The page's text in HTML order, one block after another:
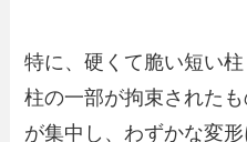
特に、硬くて脆い短い
柱の一部が拘束された
が集中し、わずかな変